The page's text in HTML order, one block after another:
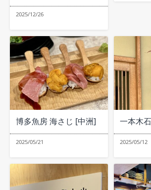
2025/12/26
博多魚房 海さじ [中洲]
2025/05/21
一本木
2025/05/12